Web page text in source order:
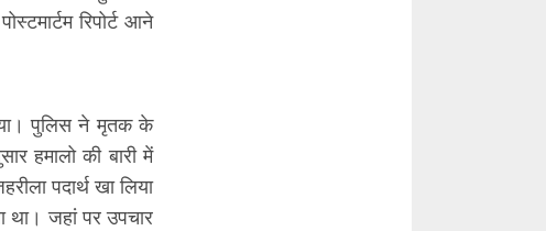
रिपोर्ट आने
पुलिस ने मृतक के
हमालो की बारी में
पदार्थ खा लिया
था। जहां पर उपचार